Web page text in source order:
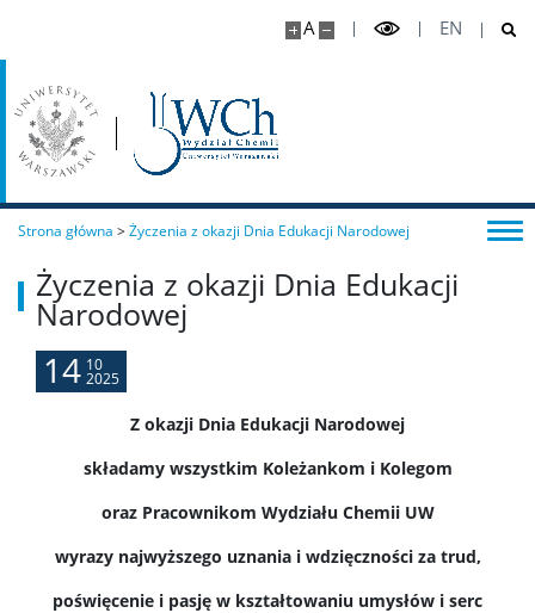
A EN
Studia II stopnia (magisterskie)
Master Studies in Chemistry in English (EN)
Radiogenomika II stopnia
Studia w ramach MISMaP
Strona główna >Życzenia z okazji Dnia Edukacji Narodowej
Życzenia z okazji Dnia Edukacji
Narodowej
14 10
2025
Z okazji Dnia Edukacji Narodowej
składamy wszystkim Koleżankom i Kolegom
oraz Pracownikom Wydziału Chemii UW
wyrazy najwyższego uznania i wdzięczności za trud,
poświęcenie i pasję w kształtowaniu umysłów i serc